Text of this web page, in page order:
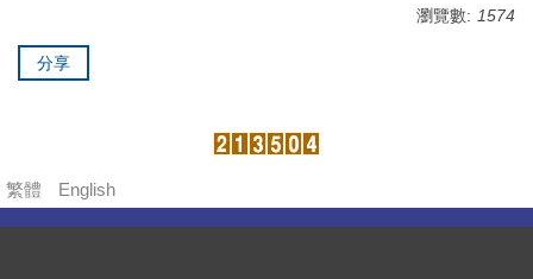
瀏覽數: 1574
分享
繁體 English